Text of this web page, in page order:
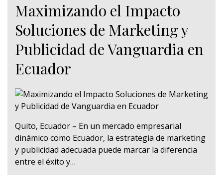
Maximizando el Impacto
Soluciones de Marketing y
Publicidad de Vanguardia en
Ecuador
Quito, Ecuador – En un mercado empresarial
dinámico como Ecuador, la estrategia de marketing
y publicidad adecuada puede marcar la diferencia
entre el éxito y…